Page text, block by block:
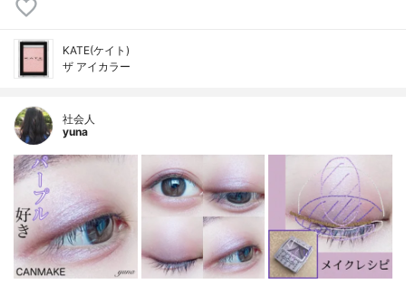
KATE(ケイト)
ザ アイカラー
社会人
yuna